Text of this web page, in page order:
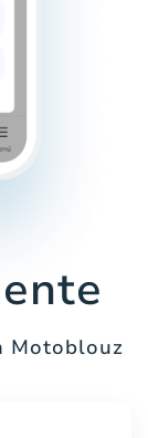
Motoblouz